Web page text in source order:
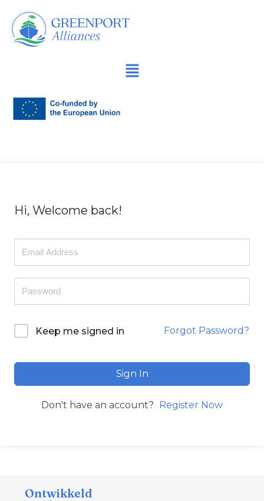
Spring
naar
Hi, Welcome back!
Keep me signed in Forgot Password?
Sign In
Don't have an account? Register Now
Ontwikkeld